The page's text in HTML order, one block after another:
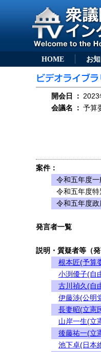
HOME お
開会日 ：
会議名
： 予算
案件：
令和五年度
令和五年度
令和五年度
発言者一覧
説明・質疑者等（発
根本匠(予算
小渕優子(自
古川禎久(自
伊藤渉(公明
長妻昭(立憲
山岸一生(立
後藤祐一(立
池下卓(日本